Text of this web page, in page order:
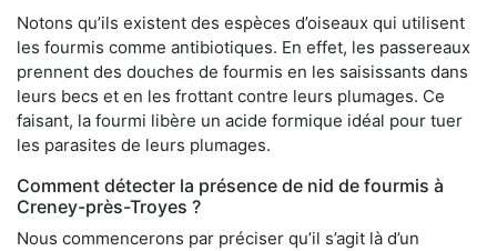
Notons qu’ils existent des espèces d’oiseaux qui utilisent
les fourmis comme antibiotiques. En effet, les passereaux
prennent des douches de fourmis en les saisissants dans
leurs becs et en les frottant contre leurs plumages. Ce
faisant, la fourmi libère un acide formique idéal pour tuer
les parasites de leurs plumages.
Comment détecter la présence de nid de fourmis à
Creney-près-Troyes ?
Nous commencerons par préciser qu’il s’agit là d’un